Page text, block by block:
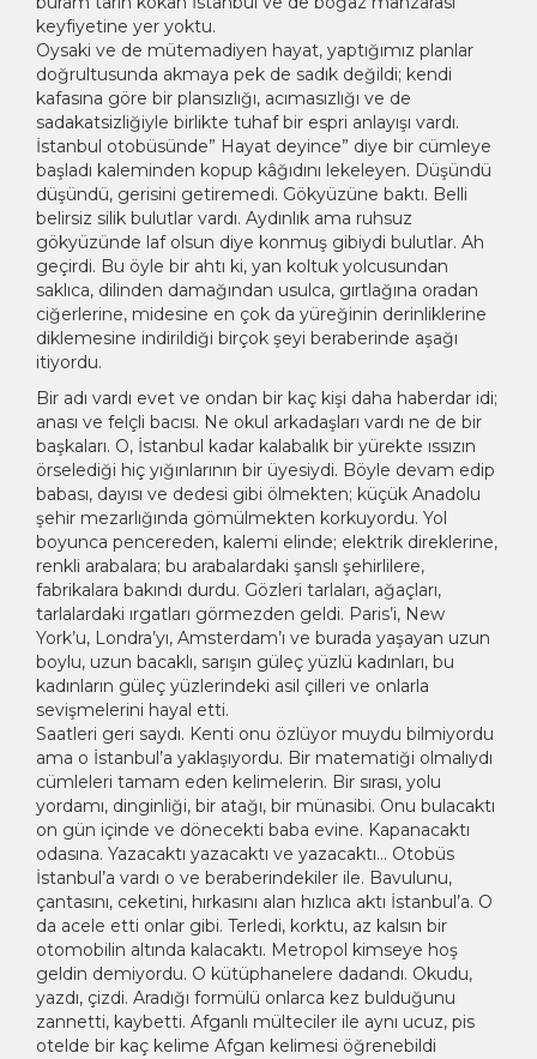
keyfiyetine yer yoktu.
Oysaki ve de mütemadiyen hayat, yaptığımız planlar
doğrultusunda akmaya pek de sadık değildi; kendi
kafasına göre bir plansızlığı, acımasızlığı ve de
sadakatsizliğiyle birlikte tuhaf bir espri anlayışı vardı.
İstanbul otobüsünde” Hayat deyince” diye bir cümleye
başladı kaleminden kopup kâğıdını lekeleyen. Düşündü
düşündü, gerisini getiremedi. Gökyüzüne baktı. Belli
belirsiz silik bulutlar vardı. Aydınlık ama ruhsuz
gökyüzünde laf olsun diye konmuş gibiydi bulutlar. Ah
geçirdi. Bu öyle bir ahtı ki, yan koltuk yolcusundan
saklıca, dilinden damağından usulca, gırtlağına oradan
ciğerlerine, midesine en çok da yüreğinin derinliklerine
diklemesine indirildiği birçok şeyi beraberinde aşağı
itiyordu.
Bir adı vardı evet ve ondan bir kaç kişi daha haberdar idi;
anası ve felçli bacısı. Ne okul arkadaşları vardı ne de bir
başkaları. O, İstanbul kadar kalabalık bir yürekte ıssızın
örselediği hiç yığınlarının bir üyesiydi. Böyle devam edip
babası, dayısı ve dedesi gibi ölmekten; küçük Anadolu
şehir mezarlığında gömülmekten korkuyordu. Yol
boyunca pencereden, kalemi elinde; elektrik direklerine,
renkli arabalara; bu arabalardaki şanslı şehirlilere,
fabrikalara bakındı durdu. Gözleri tarlaları, ağaçları,
tarlalardaki ırgatları görmezden geldi. Paris’i, New
York’u, Londra’yı, Amsterdam’ı ve burada yaşayan uzun
boylu, uzun bacaklı, sarışın güleç yüzlü kadınları, bu
kadınların güleç yüzlerindeki asil çilleri ve onlarla
sevişmelerini hayal etti.
Saatleri geri saydı. Kenti onu özlüyor muydu bilmiyordu
ama o İstanbul’a yaklaşıyordu. Bir matematiği olmalıydı
cümleleri tamam eden kelimelerin. Bir sırası, yolu
yordamı, dinginliği, bir atağı, bir münasibi. Onu bulacaktı
on gün içinde ve dönecekti baba evine. Kapanacaktı
odasına. Yazacaktı yazacaktı ve yazacaktı… Otobüs
İstanbul’a vardı o ve beraberindekiler ile. Bavulunu,
çantasını, ceketini, hırkasını alan hızlıca aktı İstanbul’a. O
da acele etti onlar gibi. Terledi, korktu, az kalsın bir
otomobilin altında kalacaktı. Metropol kimseye hoş
geldin demiyordu. O kütüphanelere dadandı. Okudu,
yazdı, çizdi. Aradığı formülü onlarca kez bulduğunu
zannetti, kaybetti. Afganlı mülteciler ile aynı ucuz, pis
otelde bir kaç kelime Afgan kelimesi öğrenebildi